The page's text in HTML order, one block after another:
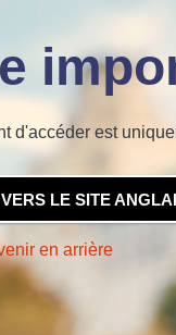
d'accéder est
LE SITE
en arrière